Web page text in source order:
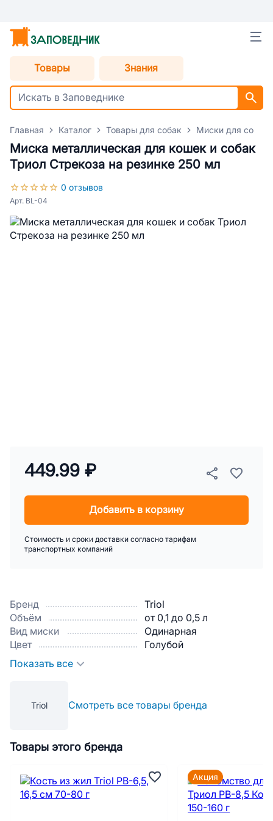
Товары Знания
Главная Каталог Товары для собак Миски для собак
Миска металлическая для кошек и собак
Триол Стрекоза на резинке 250 мл
0 отзывов
Арт. BL-04
Бренд
Triol
Объём
от 0,1 до 0,5 л
Вид миски
Одинарная
Цвет
Голубой
Показать все
Triol Смотреть все товары бренда
449.99 ₽
Добавить в корзину
Стоимость и сроки доставки согласно тарифам
транспортных компаний
Товары этого бренда
Акция